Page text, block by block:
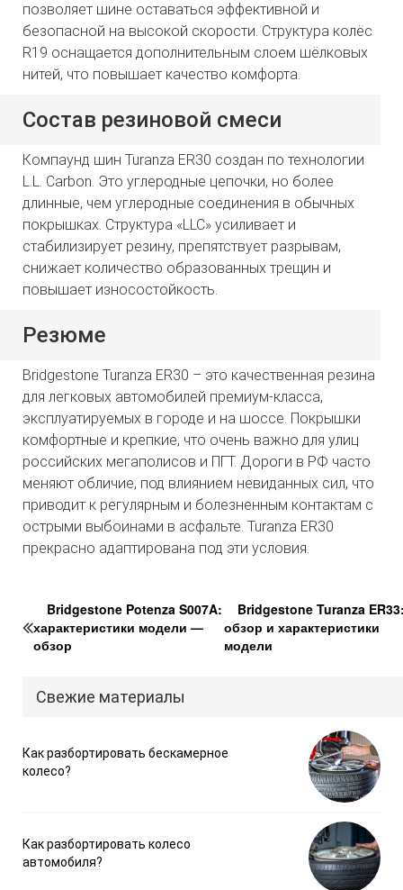
позволяет шине оставаться эффективной и
безопасной на высокой скорости. Структура колёс
R19 оснащается дополнительным слоем шёлковых
нитей, что повышает качество комфорта.
Состав резиновой смеси
Компаунд шин Turanza ER30 создан по технологии
L.L. Carbon. Это углеродные цепочки, но более
длинные, чем углеродные соединения в обычных
покрышках. Структура «LLC» усиливает и
стабилизирует резину, препятствует разрывам,
снижает количество образованных трещин и
повышает износостойкость.
Резюме
Bridgestone Turanza ER30 – это качественная резина
для легковых автомобилей премиум-класса,
эксплуатируемых в городе и на шоссе. Покрышки
комфортные и крепкие, что очень важно для улиц
российских мегаполисов и ПГТ. Дороги в РФ часто
меняют обличие, под влиянием невиданных сил, что
приводит к регулярным и болезненным контактам с
острыми выбоинами в асфальте. Turanza ER30
прекрасно адаптирована под эти условия.
Bridgestone Potenza S007A:
характеристики модели —
обзор
Bridgestone Turanza
обзор и характеристики
модели
Свежие материалы
Как разбортировать бескамерное
колесо?
Как разбортировать колесо
автомобиля?